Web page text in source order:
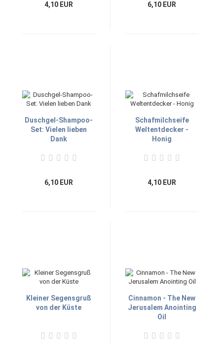
4,10 EUR 6,10 EUR
Duschgel-Shampoo-
Set: Vielen lieben
Dank
6,10 EUR
Schafmilchseife
Weltentdecker -
Honig
4,10 EUR
Kleiner Segensgruß
von der Küste
Cinnamon - The New
Jerusalem Anointing
Oil